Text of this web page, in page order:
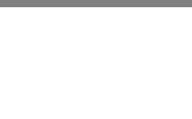
עיצובאנשי מקצוע